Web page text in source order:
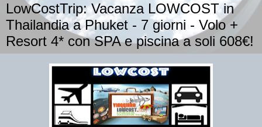
LowCostTrip: Vacanza LOWCOST in
Thailandia a Phuket - 7 giorni - Volo +
Resort 4* con SPA e piscina a soli 608€!